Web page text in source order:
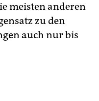
meisten anderen
zu den
auch nur bis